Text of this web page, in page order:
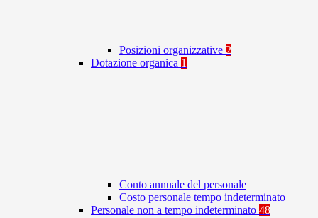
Posizioni organizzative 2
Dotazione organica 1
Conto annuale del personale
Costo personale tempo indeterminato
Personale non a tempo indeterminato 48